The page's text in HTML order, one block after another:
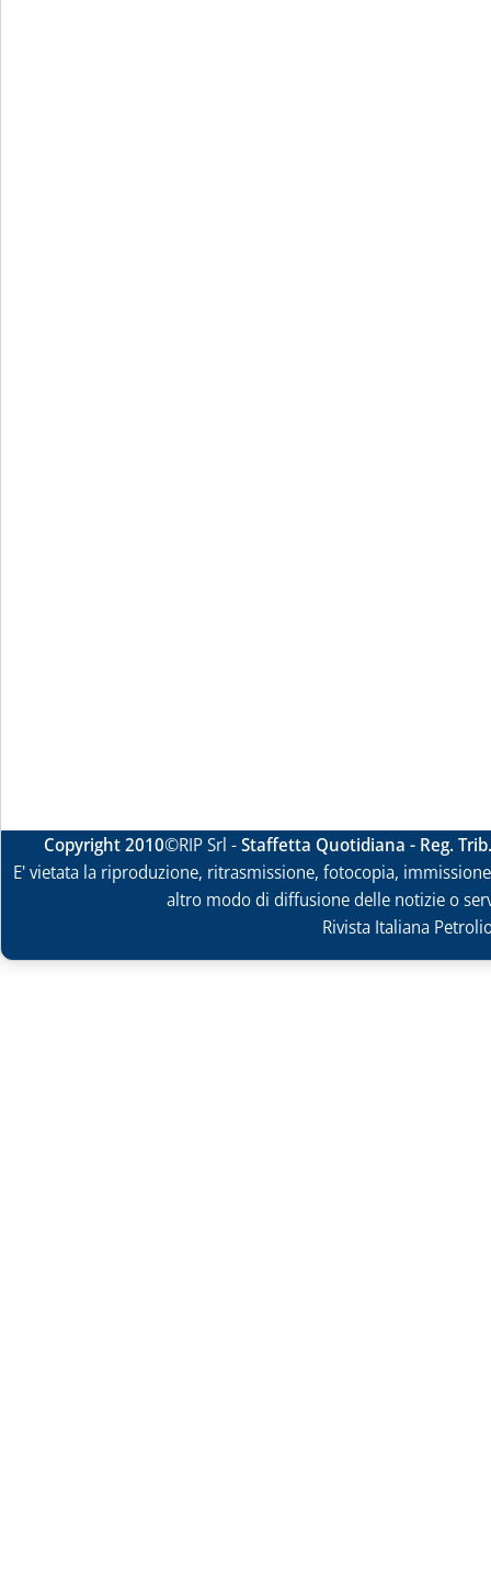
Copyright 2010©RIP Srl -Staffetta Quotidiana - Reg.
E' vietata la riproduzione, ritrasmissione, fotocopia,
altro modo di diffusione delle notizie o
Rivista Italiana